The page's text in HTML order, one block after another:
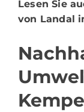
Lesen Sie
von Landal